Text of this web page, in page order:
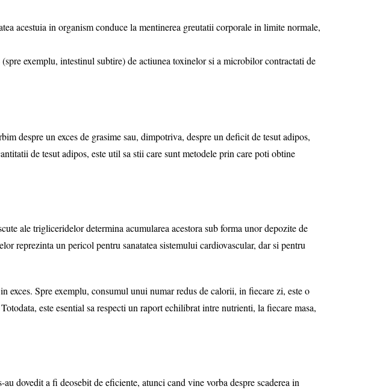
acestuia in organism conduce la mentinerea greutatii corporale in limite normale,
exemplu, intestinul subtire) de actiunea toxinelor si a microbilor contractati de
un exces de grasime sau, dimpotriva, despre un deficit de tesut adipos,
de tesut adipos, este util sa stii care sunt metodele prin care poti obtine
trigliceridelor determina acumularea acestora sub forma unor depozite de
reprezinta un pericol pentru sanatatea sistemului cardiovascular, dar si pentru
Spre exemplu, consumul unui numar redus de calorii, in fiecare zi, este o
este esential sa respecti un raport echilibrat intre nutrienti, la fiecare masa,
a fi deosebit de eficiente, atunci cand vine vorba despre scaderea in